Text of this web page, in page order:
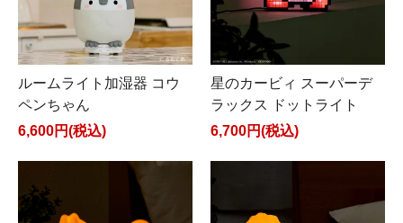
ルームライト加湿器 コウ
ペンちゃん
6,600円(税込)
星のカービィ スーパーデ
ラックス ドットライト
6,700円(税込)